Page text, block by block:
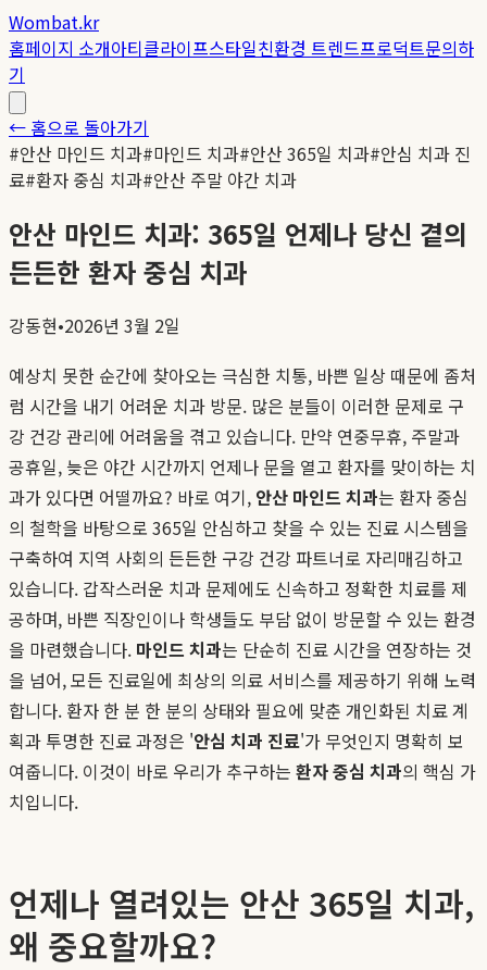
Wombat.kr
홈페이지 소개아티클라이프스타일친환경 트렌드프로덕트문의하
기
← 홈으로 돌아가기
#안산 마인드 치과#마인드 치과#안산 365일 치과#안심 치과 진
료#환자 중심 치과#안산 주말 야간 치과
안산 마인드 치과: 365일 언제나 당신 곁의
든든한 환자 중심 치과
강동현•2026년 3월 2일
예상치 못한 순간에 찾아오는 극심한 치통, 바쁜 일상 때문에 좀처
럼 시간을 내기 어려운 치과 방문. 많은 분들이 이러한 문제로 구
강 건강 관리에 어려움을 겪고 있습니다. 만약 연중무휴, 주말과
공휴일, 늦은 야간 시간까지 언제나 문을 열고 환자를 맞이하는 치
과가 있다면 어떨까요? 바로 여기, 안산 마인드 치과는 환자 중심
의 철학을 바탕으로 365일 안심하고 찾을 수 있는 진료 시스템을
구축하여 지역 사회의 든든한 구강 건강 파트너로 자리매김하고
있습니다. 갑작스러운 치과 문제에도 신속하고 정확한 치료를 제
공하며, 바쁜 직장인이나 학생들도 부담 없이 방문할 수 있는 환경
을 마련했습니다. 마인드 치과는 단순히 진료 시간을 연장하는 것
을 넘어, 모든 진료일에 최상의 의료 서비스를 제공하기 위해 노력
합니다. 환자 한 분 한 분의 상태와 필요에 맞춘 개인화된 치료 계
획과 투명한 진료 과정은 '안심 치과 진료'가 무엇인지 명확히 보
여줍니다. 이것이 바로 우리가 추구하는 환자 중심 치과의 핵심 가
치입니다.
언제나 열려있는 안산 365일 치과,
왜 중요할까요?